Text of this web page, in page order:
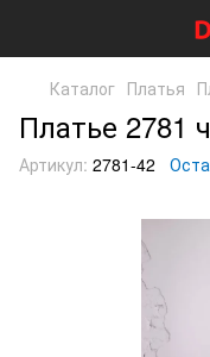
Каталог Платья
Платье 2781
Артикул: 2781-42